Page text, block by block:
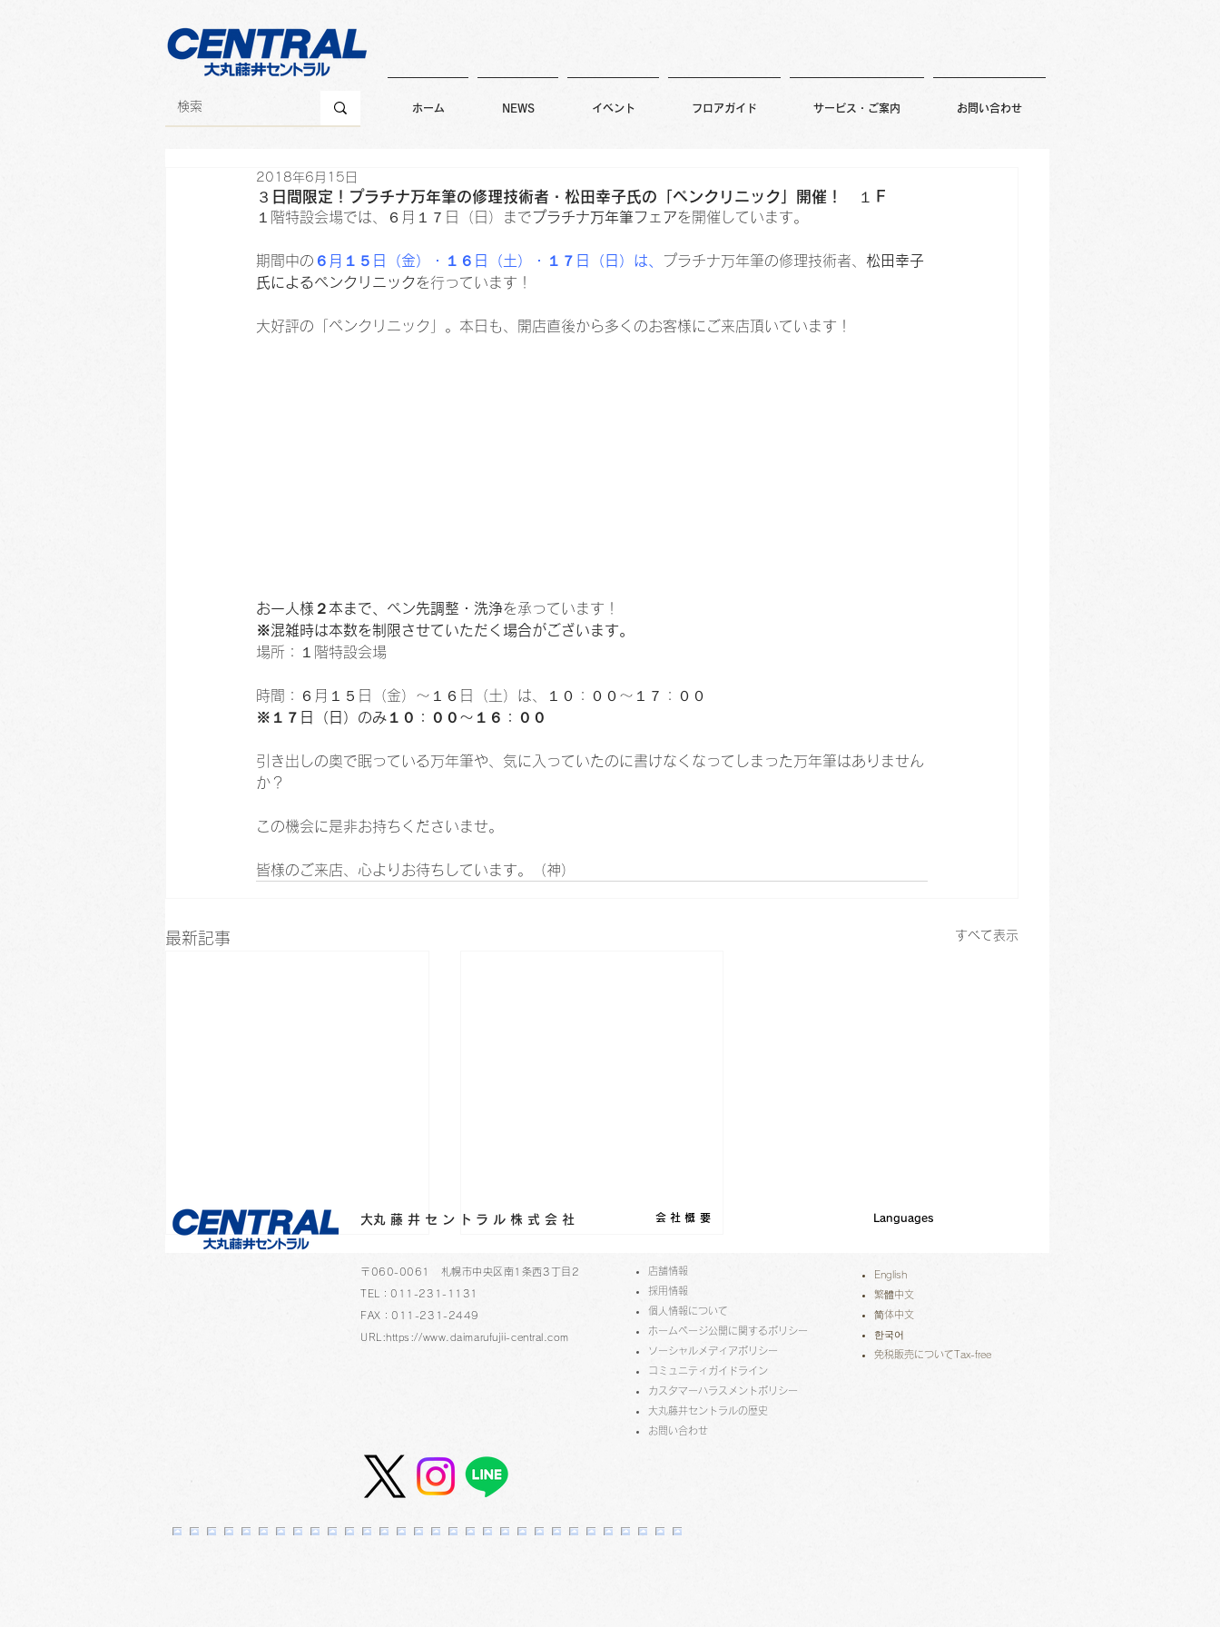
ホーム NEWS イベント フロアガイド サービス・ご案内 お問い合わせ
３日間限定！プラチナ万年筆の修理技術者・松田幸子氏の「ペンクリニック」開催！ １Ｆ
2018年6月15日
１階特設会場では、６月１７日（日）までプラチナ万年筆フェアを開催しています。
期間中の ６月１５日（金）・１６日（土）・１７日（日）は、 プラチナ万年筆の修理技術者、 松田幸子
氏によるペンクリニック を行っています！
大好評の「ペンクリニック」。本日も、開店直後から多くのお客様にご来店頂いています！
お一人様２本まで、ペン先調整・洗浄を承っています！
※混雑時は本数を制限させていただく場合がございます。
場所：１階特設会場
時間：６月１５日（金）～１６日（土）は、１０：００～１７：００
※１７日（日）のみ１０：００～１６：００
引き出しの奥で眠っている万年筆や、気に入っていたのに書けなくなってしまった万年筆はありません
か？
この機会に是非お持ちくださいませ。
皆様のご来店、心よりお待ちしています。（神）
最新記事 すべて表示
ール）イラストコンテスト」
の受賞作品が決定しまし
第4回北アート サムホール作
た！ 3F
​大丸藤井セントラル株式会社 会社概要
​〒060-0061 札幌市中央区南1条西3丁目2
TEL：011-231-1131
FAX：011-231-2449
URL:https://www.daimarufujii-central.com
​店舗情報
採用情報
個人情報について
ホームページ公開に関するポリシー
ソーシャルメディアポリシー
コミュニティガイドライン
​​カスタマーハラスメントポリシー
大丸藤井セントラルの歴史
​お問い合わせ
Languages
English
繁體中文
简体中文
한국어
免税販売についてTax-free​